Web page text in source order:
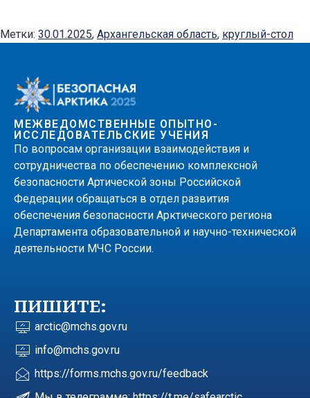
Метки: 30.01.2025, Архангельская область, круглый-стол
МЕЖВЕДОМСТВЕННЫЕ ОПЫТНО-
ИССЛЕДОВАТЕЛЬСКИЕ УЧЕНИЯ
По вопросам организации взаимодействия и
сотрудничества по обеспечению комплексной
безопасности Артической зоны Российской
Федерации обращаться в отдел развития
обеспечения безопасности Арктического региона
Департамента образовательной и научно-технической
деятельности МЧС России.
ПИШИТЕ:
arctic@mchs.gov.ru
info@mchs.gov.ru
https://forms.mchs.gov.ru/feedback